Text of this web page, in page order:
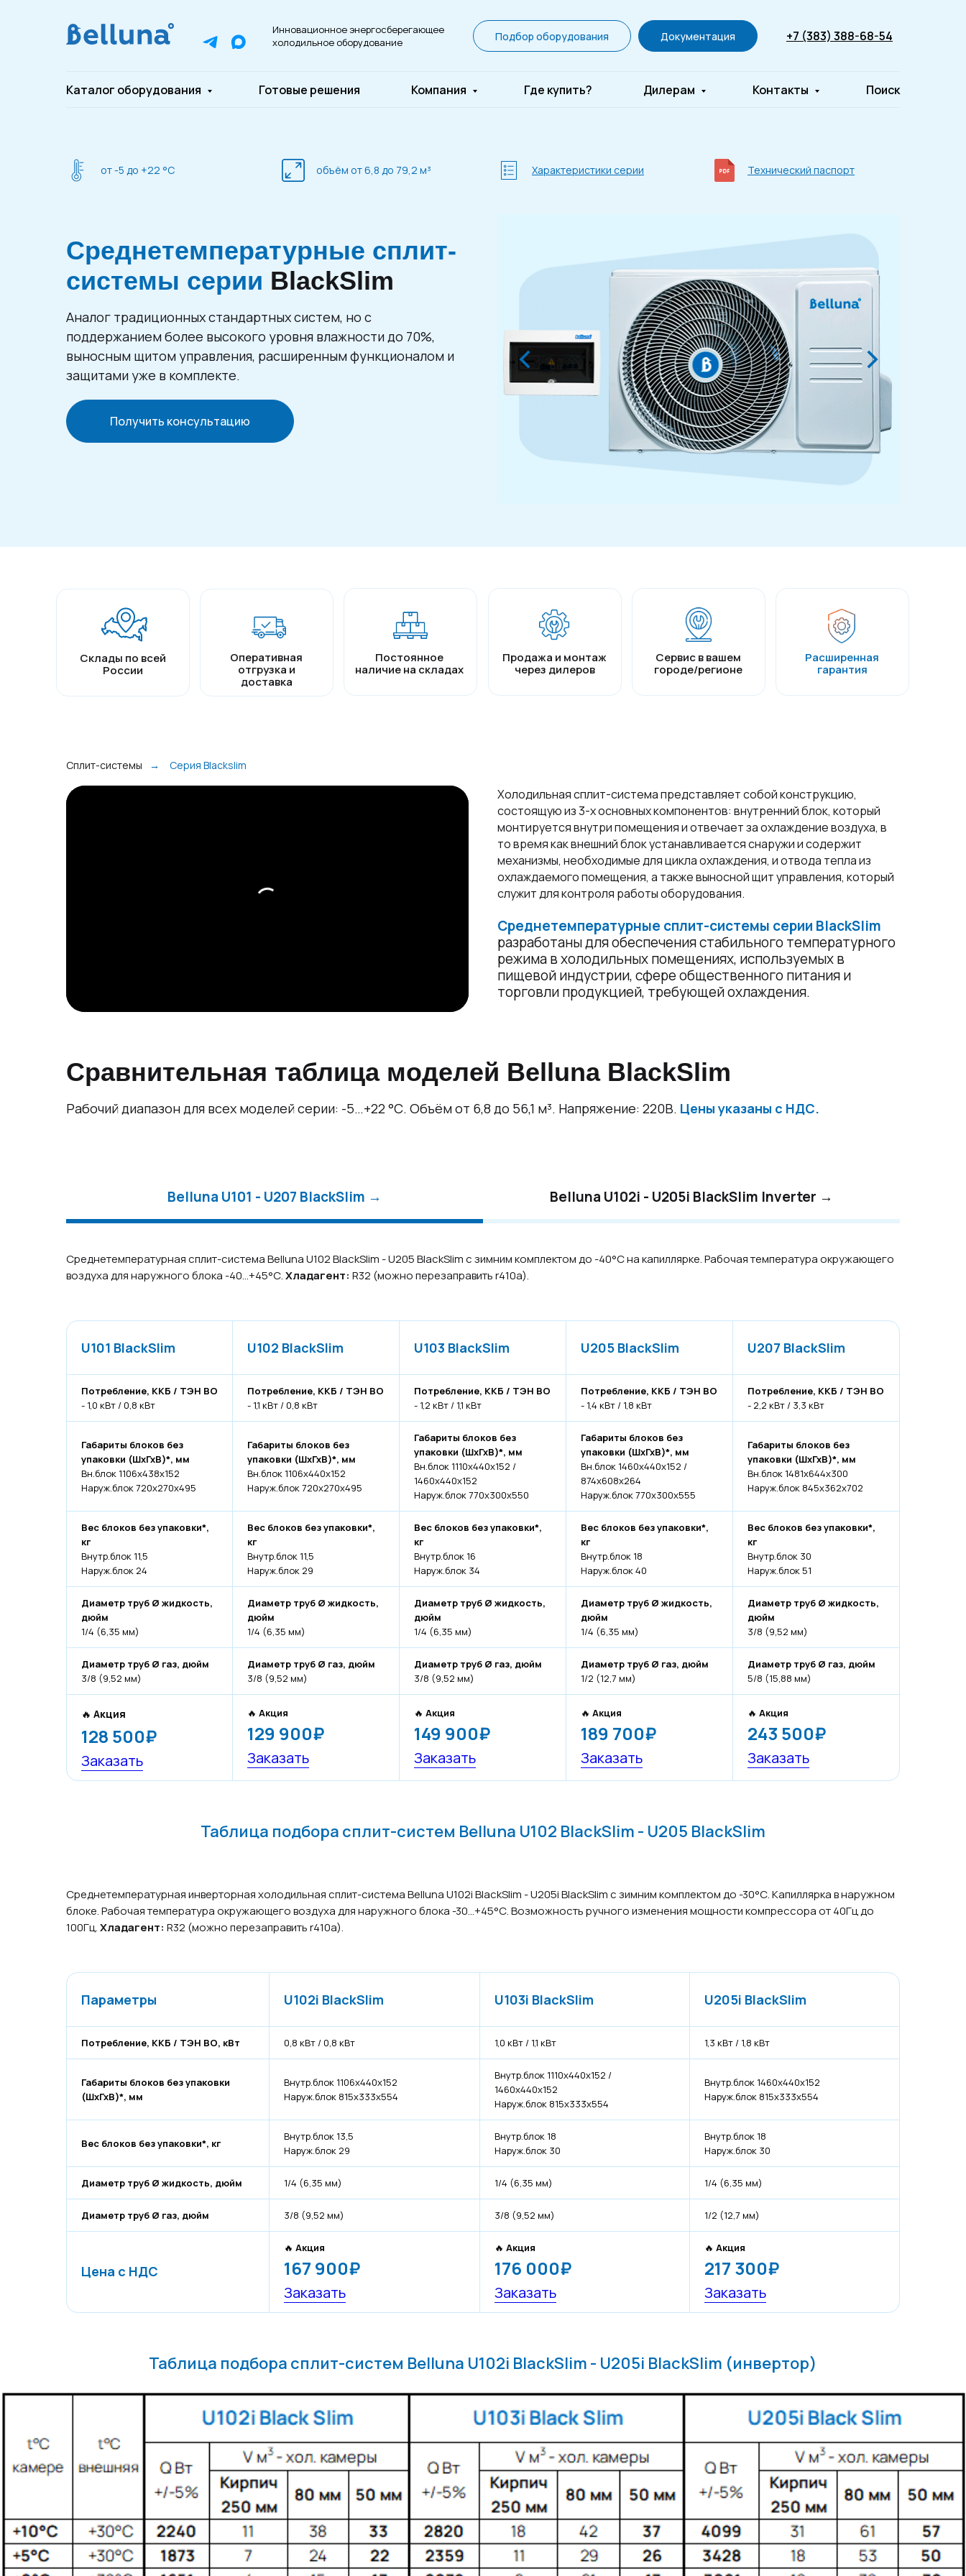
Инновационное энергосберегающее
холодильное оборудование
Подбор оборудования Документация +7 (383) 388-68-54
Каталог оборудования Готовые решения Компания Где купить? Дилерам Контакты Поиск
от -5 до +22 °С объём от 6,8 до 79,2 м³ Характеристики серии Технический паспорт
Среднетемпературные сплит-
системы серии BlackSlim
Аналог традиционных стандартных систем, но с
поддержанием более высокого уровня влажности до 70%,
выносным щитом управления, расширенным функционалом и
защитами уже в комплекте.
Получить консультацию
Склады по всей
России
Оперативная
отгрузка и
доставка
Постоянное
наличие на складах
Продажа и монтаж
через дилеров
Сервис в вашем
городе/регионе
Расширенная
гарантия
Сплит-системы → Серия Blackslim
Холодильная сплит-система представляет собой конструкцию,
состоящую из 3-х основных компонентов: внутренний блок, который
монтируется внутри помещения и отвечает за охлаждение воздуха, в
то время как внешний блок устанавливается снаружи и содержит
механизмы, необходимые для цикла охлаждения, и отвода тепла из
охлаждаемого помещения, а также выносной щит управления, который
служит для контроля работы оборудования.
Среднетемпературные сплит-системы серии BlackSlim
разработаны для обеспечения стабильного температурного
режима в холодильных помещениях, используемых в
пищевой индустрии, сфере общественного питания и
торговли продукцией, требующей охлаждения.
Сравнительная таблица моделей Belluna BlackSlim
Рабочий диапазон для всех моделей серии: -5…+22 °С. Объём от 6,8 до 56,1 м³. Напряжение: 220В. Цены указаны с НДС.
Belluna U101 - U207 BlackSlim → Belluna U102i - U205i BlackSlim Inverter →
Среднетемпературная сплит-система Belluna U102 BlackSlim - U205 BlackSlim с зимним комплектом до -40°С на капиллярке. Рабочая температура окружающего
воздуха для наружного блока -40…+45°С.Хладагент: R32 (можно перезаправить r410a).
U101 BlackSlim U102 BlackSlim U103 BlackSlim U205 BlackSlim U207 BlackSlim
Потребление, ККБ / ТЭН ВО
- 1,0 кВт / 0,8 кВт
Потребление, ККБ / ТЭН ВО
- 1,1 кВт / 0,8 кВт
Потребление, ККБ / ТЭН ВО
- 1,2 кВт / 1,1 кВт
Потребление, ККБ / ТЭН ВО
- 1,4 кВт / 1,8 кВт
Потребление, ККБ / ТЭН ВО
- 2,2 кВт / 3,3 кВт
Габариты блоков без
упаковки (ШхГхВ)*, мм
Вн.блок 1106х438х152
Наруж.блок 720х270х495
Габариты блоков без
упаковки (ШхГхВ)*, мм
Вн.блок 1106х440х152
Наруж.блок 720х270х495
Габариты блоков без
упаковки (ШхГхВ)*, мм
Вн.блок 1110х440х152 /
1460х440х152
Наруж.блок 770х300х550
Габариты блоков без
упаковки (ШхГхВ)*, мм
Вн.блок 1460х440х152 /
874х608х264
Наруж.блок 770х300х555
Габариты блоков без
упаковки (ШхГхВ)*, мм
Вн.блок 1481х644х300
Наруж.блок 845х362х702
Вес блоков без упаковки*,
кг
Внутр.блок 11,5
Наруж.блок 24
Вес блоков без упаковки*,
кг
Внутр.блок 11,5
Наруж.блок 29
Вес блоков без упаковки*,
кг
Внутр.блок 16
Наруж.блок 34
Вес блоков без упаковки*,
кг
Внутр.блок 18
Наруж.блок 40
Вес блоков без упаковки*,
кг
Внутр.блок 30
Наруж.блок 51
Диаметр труб Ø жидкость,
дюйм
1/4 (6,35 мм)
Диаметр труб Ø жидкость,
дюйм
1/4 (6,35 мм)
Диаметр труб Ø жидкость,
дюйм
1/4 (6,35 мм)
Диаметр труб Ø жидкость,
дюйм
1/4 (6,35 мм)
Диаметр труб Ø жидкость,
дюйм
3/8 (9,52 мм)
Диаметр труб Ø газ, дюйм
3/8 (9,52 мм)
Диаметр труб Ø газ, дюйм
3/8 (9,52 мм)
Диаметр труб Ø газ, дюйм
3/8 (9,52 мм)
Диаметр труб Ø газ, дюйм
1/2 (12,7 мм)
Диаметр труб Ø газ, дюйм
5/8 (15,88 мм)
🔥 Акция
128 500₽
Заказать
🔥 Акция
129 900₽
Заказать
🔥 Акция
149 900₽
Заказать
🔥 Акция
189 700₽
Заказать
🔥 Акция
243 500₽
Заказать
Таблица подбора сплит-систем Belluna U102 BlackSlim - U205 BlackSlim
Среднетемпературная инверторная холодильная сплит-система Belluna U102i BlackSlim - U205i BlackSlim с зимним комплектом до -30°С. Капиллярка в наружном
блоке. Рабочая температура окружающего воздуха для наружного блока -30…+45°С. Возможноcть ручного изменения мощности компрессора от 40Гц до
100Гц.Хладагент: R32 (можно перезаправить r410a).
Параметры U102i BlackSlim U103i BlackSlim U205i BlackSlim
Потребление, ККБ / ТЭН ВО, кВт 0,8 кВт / 0,8 кВт 1,0 кВт / 1,1 кВт 1,3 кВт / 1,8 кВт
Габариты блоков без упаковки
(ШхГхВ)*, мм
Внутр.блок 1106х440х152
Наруж.блок 815х333х554
Внутр.блок 1110х440х152 /
1460х440х152
Наруж.блок 815х333х554
Внутр.блок 1460х440х152
Наруж.блок 815х333х554
Вес блоков без упаковки*, кг
Внутр.блок 13,5
Наруж.блок 29
Внутр.блок 18
Наруж.блок 30
Внутр.блок 18
Наруж.блок 30
Диаметр труб Ø жидкость, дюйм 1/4 (6,35 мм) 1/4 (6,35 мм) 1/4 (6,35 мм)
Диаметр труб Ø газ, дюйм 3/8 (9,52 мм) 3/8 (9,52 мм) 1/2 (12,7 мм)
Цена с НДС
🔥 Акция
167 900₽
Заказать
🔥 Акция
176 000₽
Заказать
🔥 Акция
217 300₽
Заказать
Таблица подбора сплит-систем Belluna U102i BlackSlim - U205i BlackSlim (инвертор)